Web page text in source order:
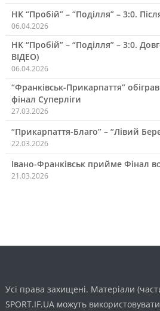
НК “Пробій” – “Поділля” – 3:0.
06.04.2026
НК “Пробій” – “Поділля” – 3:0.
ВІДЕО)
06.04.2026
“Франківськ-Прикарпаття”
фінал Суперліги
27.03.2026
“Прикарпаття-Благо” – “Лівий
22.03.2026
Івано-Франківськ прийме Фінал
21.03.2026
Усі права захищені. Матеріали
SPORT.IF.UA можуть